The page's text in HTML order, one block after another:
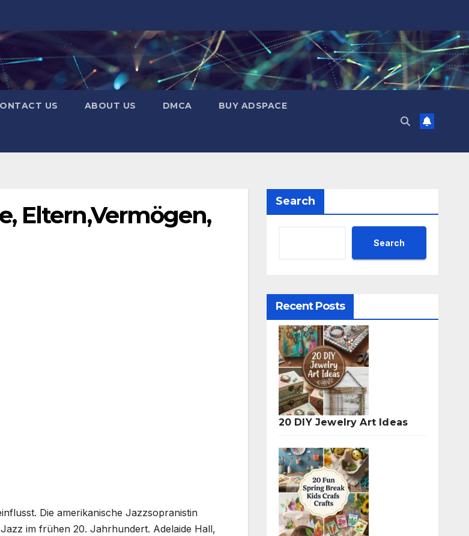
US ABOUT US DMCA BUY ADSPACE
Eltern,Vermögen,
Die amerikanische Jazzsopranistin
im frühen 20. Jahrhundert. Adelaide Hall,
Search
Search
Recent Posts
20 DIY Jewelry Art Ideas